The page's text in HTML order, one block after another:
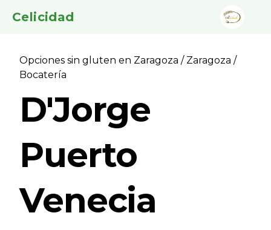
Celicidad
Opciones sin gluten en Zaragoza / Zaragoza /
Bocaterí­a
D'Jorge
Puerto
Venecia